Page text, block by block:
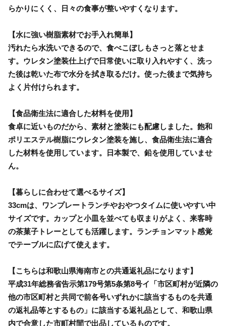
らかりにくく、日々の食事が整いやすくなります。
【水に強い樹脂素材でお手入れ簡単】
汚れたら水洗いできるので、食べこぼしもさっと落とせま
す。ウレタン塗装仕上げで日常使いに取り入れやすく、洗っ
た後は乾いた布で水分を拭き取るだけ。使った後まで気持ち
よく片付けられます。
【食品衛生法に適合した材料を使用】
食卓に近いものだから、素材と塗装にも配慮しました。飽和
ポリエステル樹脂にウレタン塗装を施し、食品衛生法に適合
した材料を使用しています。日本製で、鉛を使用していませ
ん。
【暮らしに合わせて選べるサイズ】
33cmは、ワンプレートランチやおやつタイムに使いやすい中
サイズです。カップと小皿を並べても収まりがよく、来客時
の茶菓子トレーとしても活躍します。ランチョンマット感覚
でテーブルに広げて使えます。
【こちらは和歌山県海南市との共通返礼品になります】
平成31年総務省告示第179号第5条第8号イ「市区町村が近隣の
他の市区町村と共同で前各号いずれかに該当するものを共通
の返礼品等とするもの」に該当する返礼品として、和歌山県
内で合意した市町村間で出品しているものです。